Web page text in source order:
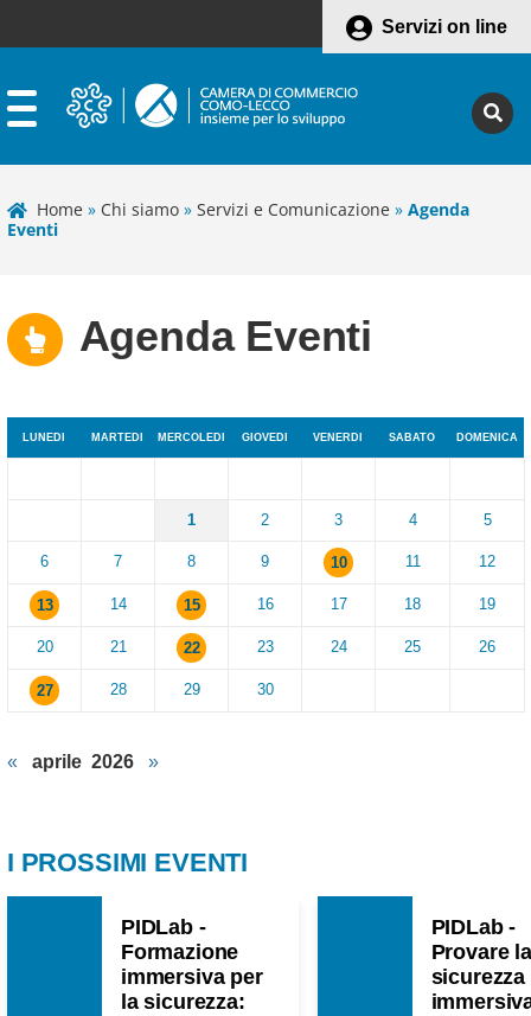
Servizi on line
Home » Chi siamo » Servizi e Comunicazione » Agenda
Eventi
Agenda Eventi
LUNEDI MARTEDI MERCOLEDI GIOVEDI VENERDI SABATO DOMENICA
1 2 3 4 5
6 7 8 9 10 11 12
13 14 15 16 17 18 19
20 21 22 23 24 25 26
27 28 29 30
« aprile 2026 »
I PROSSIMI EVENTI
PIDLab -
Formazione
immersiva per
la sicurezza:
PIDLab -
Provare la
sicurezza